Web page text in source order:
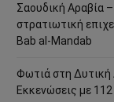
Σαουδική Αραβία
στρατιωτική
Bab al-Mandab
Φωτιά στη Δυτική
Εκκενώσεις με